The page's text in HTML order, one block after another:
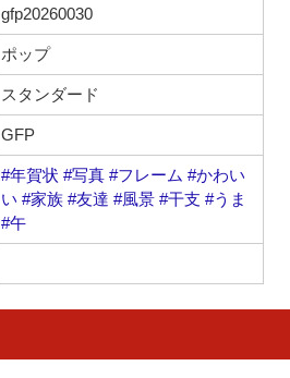
gfp20260030
ポップ
スタンダード
GFP
#年賀状 #写真 #フレーム #かわい
い #家族 #友達 #風景 #干支 #うま
#午